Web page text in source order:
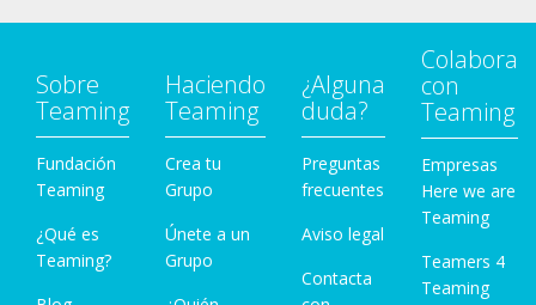
Sobre
Teaming
Fundación
Teaming
¿Qué es
Teaming?
Haciendo
Teaming
Crea tu
Grupo
Únete a un
Grupo
¿Alguna
duda?
Preguntas
frecuentes
Aviso legal
Contacta
Colabora
con
Teaming
Empresas
Here we are
Teaming
Teamers 4
Teaming